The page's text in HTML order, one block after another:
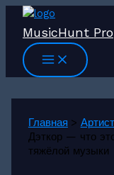
Перейти
содержимому
MusicHunt Pro
Главная
Дэткор — что
тяжёлой музыки